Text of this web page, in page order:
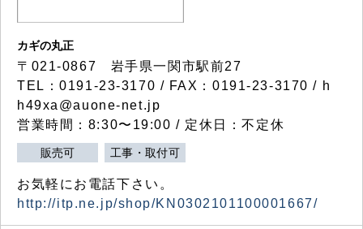
カギの丸正
〒021-0867 岩手県一関市駅前27
TEL：0191-23-3170 / FAX：0191-23-3170 / h
h49xa@auone-net.jp
営業時間：8:30〜19:00 / 定休日：不定休
販売可 工事・取付可
お気軽にお電話下さい。
http://itp.ne.jp/shop/KN0302101100001667/